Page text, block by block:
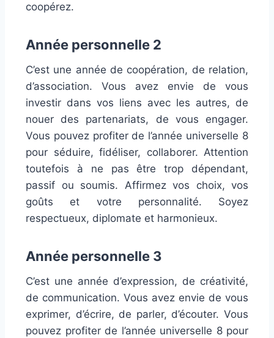
coopérez.
Année personnelle 2
C’est une année de coopération, de relation,
d’association. Vous avez envie de vous
investir dans vos liens avec les autres, de
nouer des partenariats, de vous engager.
Vous pouvez profiter de l’année universelle 8
pour séduire, fidéliser, collaborer. Attention
toutefois à ne pas être trop dépendant,
passif ou soumis. Affirmez vos choix, vos
goûts et votre personnalité. Soyez
respectueux, diplomate et harmonieux.
Année personnelle 3
C’est une année d’expression, de créativité,
de communication. Vous avez envie de vous
exprimer, d’écrire, de parler, d’écouter. Vous
pouvez profiter de l’année universelle 8 pour